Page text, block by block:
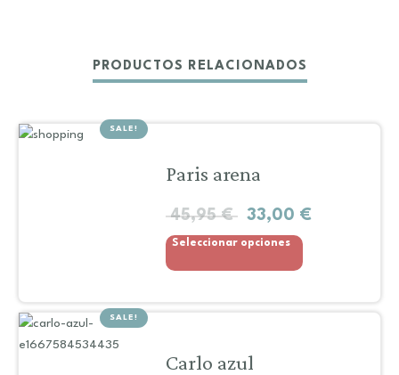
PRODUCTOS RELACIONADOS
SALE!
Paris arena
45,95€ 33,00 €
Seleccionar opciones
SALE!
Carlo azul